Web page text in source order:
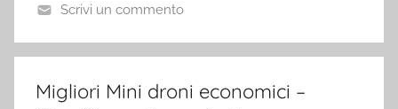
Scrivi un commento
Migliori Mini droni economici –